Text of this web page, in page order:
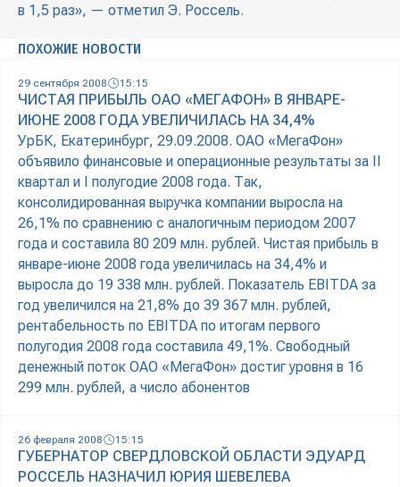
в 1,5 раз», — отметил Э. Россель.
ПОХОЖИЕ НОВОСТИ
29 сентября 2008 15:15
ЧИСТАЯ ПРИБЫЛЬ ОАО «МЕГАФОН» В ЯНВАРЕ-
ИЮНЕ 2008 ГОДА УВЕЛИЧИЛАСЬ НА 34,4%
УрБК, Екатеринбург, 29.09.2008. ОАО «МегаФон»
объявило финансовые и операционные результаты за II
квартал и I полугодие 2008 года. Так,
консолидированная выручка компании выросла на
26,1% по сравнению с аналогичным периодом 2007
года и составила 80 209 млн. рублей. Чистая прибыль в
январе-июне 2008 года увеличилась на 34,4% и
выросла до 19 338 млн. рублей. Показатель EBITDA за
год увеличился на 21,8% до 39 367 млн. рублей,
рентабельность по EBITDA по итогам первого
полугодия 2008 года составила 49,1%. Свободный
денежный поток ОАО «МегаФон» достиг уровня в 16
299 млн. рублей, а число абонентов
26 февраля 2008 15:15
ГУБЕРНАТОР СВЕРДЛОВСКОЙ ОБЛАСТИ ЭДУАРД
РОССЕЛЬ НАЗНАЧИЛ ЮРИЯ ШЕВЕЛЕВА